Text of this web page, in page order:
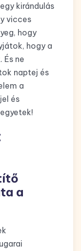
kirándulás
vicces
hogy
hogy a
És ne
naptej és
a
és
a